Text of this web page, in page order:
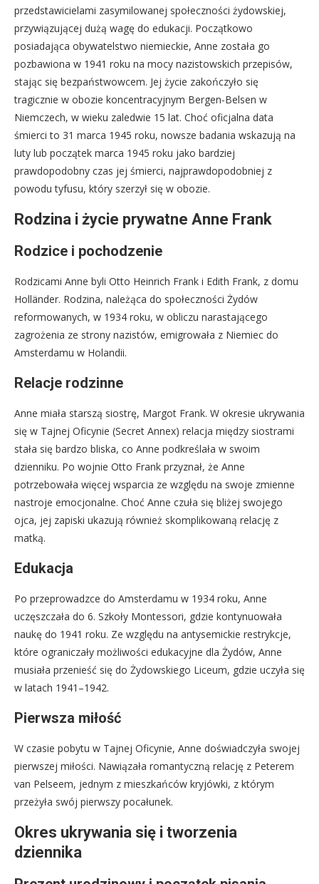
przedstawicielami zasymilowanej społeczności żydowskiej,
przywiązującej dużą wagę do edukacji. Początkowo
posiadająca obywatelstwo niemieckie, Anne została go
pozbawiona w 1941 roku na mocy nazistowskich przepisów,
stając się bezpaństwowcem. Jej życie zakończyło się
tragicznie w obozie koncentracyjnym Bergen-Belsen w
Niemczech, w wieku zaledwie 15 lat. Choć oficjalna data
śmierci to 31 marca 1945 roku, nowsze badania wskazują na
luty lub początek marca 1945 roku jako bardziej
prawdopodobny czas jej śmierci, najprawdopodobniej z
powodu tyfusu, który szerzył się w obozie.
Rodzina i życie prywatne Anne Frank
Rodzice i pochodzenie
Rodzicami Anne byli Otto Heinrich Frank i Edith Frank, z domu
Holländer. Rodzina, należąca do społeczności Żydów
reformowanych, w 1934 roku, w obliczu narastającego
zagrożenia ze strony nazistów, emigrowała z Niemiec do
Amsterdamu w Holandii.
Relacje rodzinne
Anne miała starszą siostrę, Margot Frank. W okresie ukrywania
się w Tajnej Oficynie (Secret Annex) relacja między siostrami
stała się bardzo bliska, co Anne podkreślała w swoim
dzienniku. Po wojnie Otto Frank przyznał, że Anne
potrzebowała więcej wsparcia ze względu na swoje zmienne
nastroje emocjonalne. Choć Anne czuła się bliżej swojego
ojca, jej zapiski ukazują również skomplikowaną relację z
matką.
Edukacja
Po przeprowadzce do Amsterdamu w 1934 roku, Anne
uczęszczała do 6. Szkoły Montessori, gdzie kontynuowała
naukę do 1941 roku. Ze względu na antysemickie restrykcje,
które ograniczały możliwości edukacyjne dla Żydów, Anne
musiała przenieść się do Żydowskiego Liceum, gdzie uczyła się
w latach 1941–1942.
Pierwsza miłość
W czasie pobytu w Tajnej Oficynie, Anne doświadczyła swojej
pierwszej miłości. Nawiązała romantyczną relację z Peterem
van Pelseem, jednym z mieszkańców kryjówki, z którym
przeżyła swój pierwszy pocałunek.
Okres ukrywania się i tworzenia
dziennika